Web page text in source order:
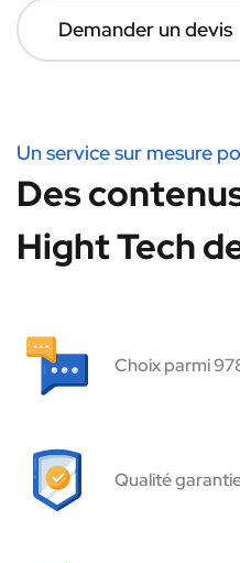
Demander un devis
Un service sur mesure
Des
Hight Tech
Choix parmi
Qualité